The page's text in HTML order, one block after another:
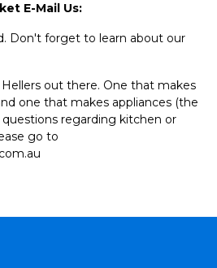
E-Mail Us:
Don't forget to learn about our
out there. One that makes
one that makes appliances (the
regarding kitchen or
go to